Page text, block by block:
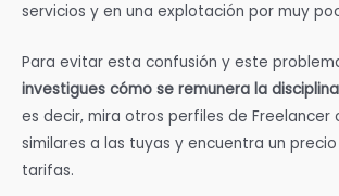
servicios y en una explotación por muy
Para evitar esta confusión y este
investigues cómo se remunera la
es decir, mira otros perfiles de Freelancer
similares a las tuyas y encuentra un
tarifas.